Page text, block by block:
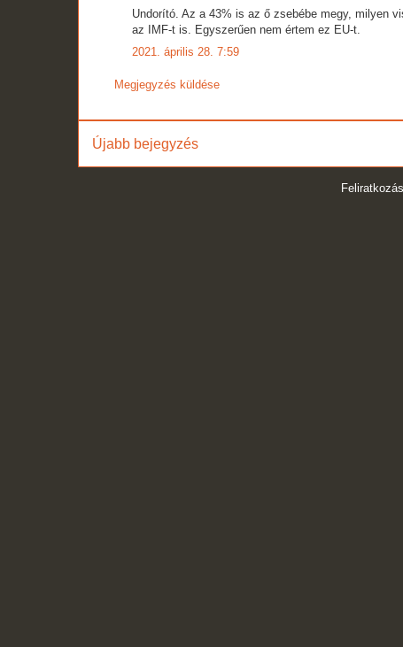
Undorító. Az a 43% is az ő zsebébe megy, milyen
az IMF-t is. Egyszerűen nem értem ez EU-t.
2021. április 28. 7:59
Megjegyzés küldése
Újabb bejegyzés